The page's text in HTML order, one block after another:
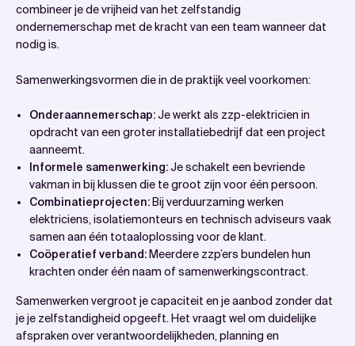
combineer je de vrijheid van het zelfstandig
ondernemerschap met de kracht van een team wanneer dat
nodig is.
Samenwerkingsvormen die in de praktijk veel voorkomen:
Onderaannemerschap:Je werkt als zzp-elektricien in
opdracht van een groter installatiebedrijf dat een project
aanneemt.
Informele samenwerking:Je schakelt een bevriende
vakman in bij klussen die te groot zijn voor één persoon.
Combinatieprojecten: Bij verduurzaming werken
elektriciens, isolatiemonteurs en technisch adviseurs vaak
samen aan één totaaloplossing voor de klant.
Coöperatief verband: Meerdere zzp’ers bundelen hun
krachten onder één naam of samenwerkingscontract.
Samenwerken vergroot je capaciteit en je aanbod zonder dat
je je zelfstandigheid opgeeft. Het vraagt wel om duidelijke
afspraken over verantwoordelijkheden, planning en